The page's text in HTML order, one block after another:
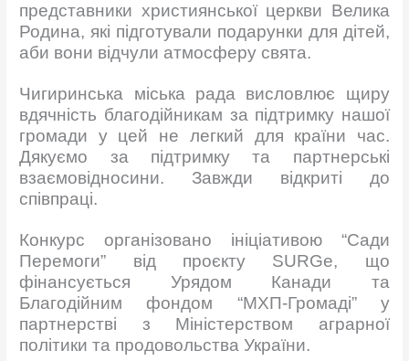
представники християнської церкви Велика
Родина, які підготували подарунки для дітей,
аби вони відчули атмосферу свята.
Чигиринська міська рада висловлює щиру
вдячність благодійникам за підтримку нашої
громади у цей не легкий для країни час.
Дякуємо за підтримку та партнерські
взаємовідносини. Завжди відкриті до
співпраці.
Конкурс організовано ініціативою “Сади
Перемоги” від проєкту SURGe, що
фінансується Урядом Канади та
Благодійним фондом “МХП-Громаді” у
партнерстві з Міністерством аграрної
політики та продовольства України.